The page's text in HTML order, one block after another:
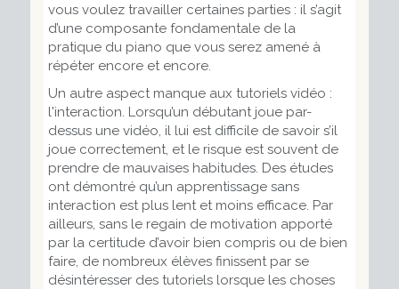
vous voulez travailler certaines parties : il s’agit
d’une composante fondamentale de la
pratique du piano que vous serez amené à
répéter encore et encore.
Un autre aspect manque aux tutoriels vidéo :
l'interaction. Lorsqu’un débutant joue par-
dessus une vidéo, il lui est difficile de savoir s’il
joue correctement, et le risque est souvent de
prendre de mauvaises habitudes. Des études
ont démontré qu’un apprentissage sans
interaction est plus lent et moins efficace. Par
ailleurs, sans le regain de motivation apporté
par la certitude d’avoir bien compris ou de bien
faire, de nombreux élèves finissent par se
désintéresser des tutoriels lorsque les choses